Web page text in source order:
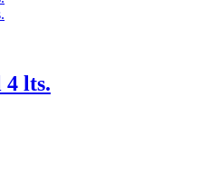
4 lts.